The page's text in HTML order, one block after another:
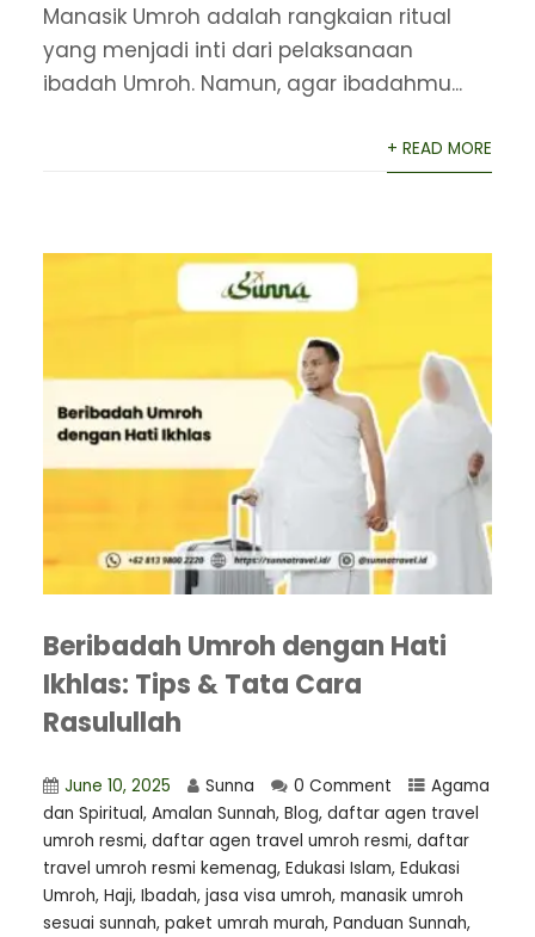
Manasik Umroh adalah rangkaian ritual
yang menjadi inti dari pelaksanaan
ibadah Umroh. Namun, agar ibadahmu...
+ READ MORE
Beribadah Umroh dengan Hati
Ikhlas: Tips & Tata Cara
Rasulullah
June 10, 2025 Sunna 0 Comment
Agama
dan Spiritual, Amalan Sunnah, Blog, daftar agen travel
umroh resmi, ⁠daftar agen travel umroh resmi, daftar
travel umroh resmi kemenag, Edukasi Islam, Edukasi
Umroh, Haji, Ibadah, jasa visa umroh, manasik umroh
sesuai sunnah, paket umrah murah, Panduan Sunnah,